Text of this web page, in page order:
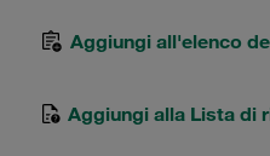
Aggiungi all'elenco
Aggiungi alla Lista di